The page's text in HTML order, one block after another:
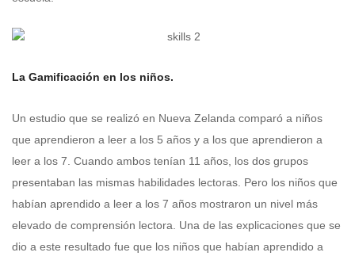
La Gamificación en los niños.
Un estudio que se realizó en Nueva Zelanda comparó a niños
que aprendieron a leer a los 5 años y a los que aprendieron a
leer a los 7. Cuando ambos tenían 11 años, los dos grupos
presentaban las mismas habilidades lectoras. Pero los niños que
habían aprendido a leer a los 7 años mostraron un nivel más
elevado de comprensión lectora. Una de las explicaciones que se
dio a este resultado fue que los niños que habían aprendido a